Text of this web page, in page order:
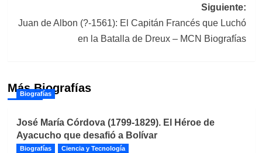
Siguiente:
Juan de Albon (?-1561): El Capitán Francés que Luchó
en la Batalla de Dreux – MCN Biografías
Más Biografías
Biografías
José María Córdova (1799-1829). El Héroe de
Ayacucho que desafió a Bolívar
Biografías Ciencia y Tecnología